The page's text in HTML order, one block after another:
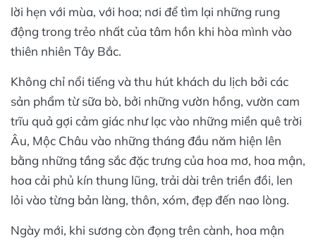
lời hẹn với mùa, với hoa; nơi để tìm lại những rung
động trong trẻo nhất của tâm hồn khi hòa mình vào
thiên nhiên Tây Bắc.
Không chỉ nổi tiếng và thu hút khách du lịch bởi các
sản phẩm từ sữa bò, bởi những vườn hồng, vườn cam
trĩu quả gợi cảm giác như lạc vào những miền quê trời
Âu, Mộc Châu vào những tháng đầu năm hiện lên
bằng những tầng sắc đặc trưng của hoa mơ, hoa mận,
hoa cải phủ kín thung lũng, trải dài trên triền đồi, len
lỏi vào từng bản làng, thôn, xóm, đẹp đến nao lòng.
Ngày mới, khi sương còn đọng trên cành, hoa mận